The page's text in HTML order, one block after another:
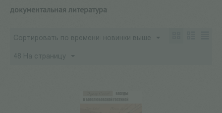
документальная литература
Сортировать по времени: новинки выше
48 На страницу